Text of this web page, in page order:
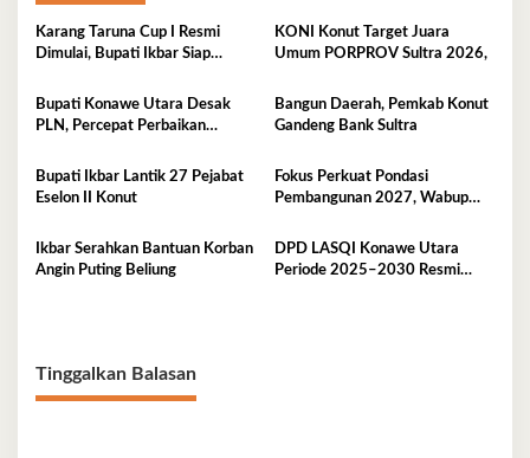
Karang Taruna Cup I Resmi
Dimulai, Bupati Ikbar Siap
Porprov
KONI Konut Target Juara
Umum PORPROV Sultra 2026,
Bupati Konawe Utara Desak
PLN, Percepat Perbaikan
Bangun Daerah, Pemkab Konut
Gandeng Bank Sultra
Bupati Ikbar Lantik 27 Pejabat
Eselon II Konut
Fokus Perkuat Pondasi
Pembangunan 2027, Wabup
Anggaran
Ikbar Serahkan Bantuan Korban
Angin Puting Beliung
DPD LASQI Konawe Utara
Periode 2025–2030 Resmi
Tinggalkan Balasan